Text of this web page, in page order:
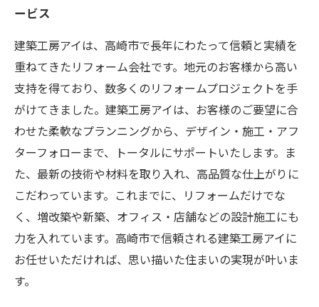
ービス
建築工房アイは、高崎市で長年にわたって信頼と実績を
重ねてきたリフォーム会社です。地元のお客様から高い
支持を得ており、数多くのリフォームプロジェクトを手
がけてきました。建築工房アイは、お客様のご要望に合
わせた柔軟なプランニングから、デザイン・施工・アフ
ターフォローまで、トータルにサポートいたします。ま
た、最新の技術や材料を取り入れ、高品質な仕上がりに
こだわっています。これまでに、リフォームだけでな
く、増改築や新築、オフィス・店舗などの設計施工にも
力を入れています。高崎市で信頼される建築工房アイに
お任せいただければ、思い描いた住まいの実現が叶いま
す。